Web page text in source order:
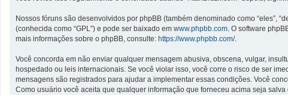
Nossos fóruns são desenvolvidos por phpBB (também denominado como “eles”,
(conhecida como “GPL”) e pode ser baixado em www.phpbb.com. O software
mais informações sobre o phpBB, consulte: https://www.phpbb.com/.
Você concorda em não enviar qualquer mensagem abusiva, obscena, vulgar,
hospedado ou leis internacionais. Se você violar isso, você corre o risco de ser
mensagens são registrados para ajudar a implementar essas condições. Você
Como usuário você aceita que qualquer informação que forneceu acima seja